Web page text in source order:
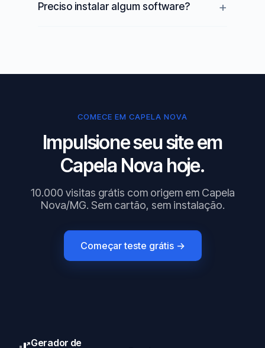
Preciso instalar algum software?
COMECE EM CAPELA NOVA
Impulsione seu site em
Capela Nova hoje.
10.000 visitas grátis com origem em Capela
Nova/MG. Sem cartão, sem instalação.
Começar teste grátis →
Gerador de